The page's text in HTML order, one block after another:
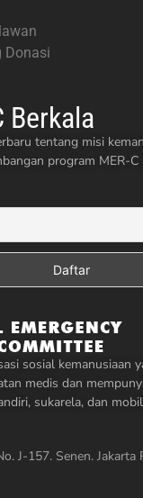
sosial kemanusiaan
medis dan
sukarela, dan
J-157. Senen.
Donasi
Berkala
tentang misi
program MER-